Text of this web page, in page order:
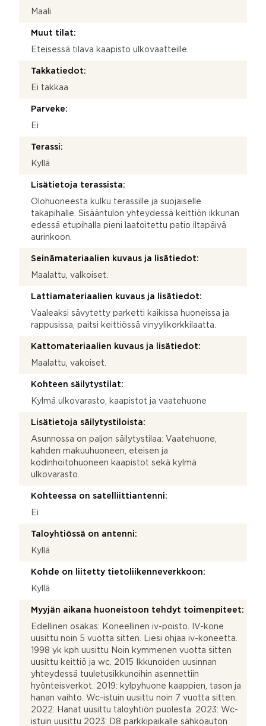
Maali
Muut tilat:
Eteisessä tilava kaapisto ulkovaatteille.
Takkatiedot:
Ei takkaa
Parveke:
Ei
Terassi:
Kyllä
Lisätietoja terassista:
Olohuoneesta kulku terassille ja suojaiselle
takapihalle. Sisääntulon yhteydessä keittiön ikkunan
edessä etupihalla pieni laatoitettu patio iltapäivä
aurinkoon.
Seinämateriaalien kuvaus ja lisätiedot:
Maalattu, valkoiset.
Lattiamateriaalien kuvaus ja lisätiedot:
Vaaleaksi sävytetty parketti kaikissa huoneissa ja
rappusissa, paitsi keittiössä vinyylikorkkilaatta.
Kattomateriaalien kuvaus ja lisätiedot:
Maalattu, vakoiset.
Kohteen säilytystilat:
Kylmä ulkovarasto, kaapistot ja vaatehuone
Lisätietoja säilytystiloista:
Asunnossa on paljon säilytystilaa: Vaatehuone,
kahden makuuhuoneen, eteisen ja
kodinhoitohuoneen kaapistot sekä kylmä
ulkovarasto.
Kohteessa on satelliittiantenni:
Ei
Taloyhtiössä on antenni:
Kyllä
Kohde on liitetty tietoliikenneverkkoon:
Kyllä
Myyjän aikana huoneistoon tehdyt toimenpiteet:
Edellinen osakas: Koneellinen iv-poisto. IV-kone
uusittu noin 5 vuotta sitten. Liesi ohjaa iv-koneetta.
1998 yk kph uusittu Noin kymmenen vuotta sitten
uusittu keittiö ja wc. 2015 Ikkunoiden uusinnan
yhteydessä tuuletusikkunoihin asennettiin
hyönteisverkot. 2019: kylpyhuone kaappien, tason ja
hanan vaihto. Wc-istuin uusittu noin 7 vuotta sitten.
2022: Hanat uusittu taloyhtiön puolesta. 2023: Wc-
istuin uusittu 2023: D8 parkkipaikalle sähköauton